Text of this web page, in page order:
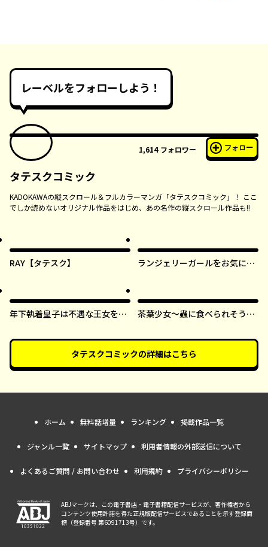
レーベルをフォローしよう！
1,614 フォロワー フォロー
タテスクコミック
KADOKAWAの縦スクロール＆フルカラーマンガ「タテスクコミック」！ ここ
でしか読めないオリジナル作品をはじめ、あの名作の縦スクロール作品も!!
RAY【タテスク】
ランジェリーガールをお気に召
年下執着皇子は不遇な王女を愛
茶葉少女～蟲に食べられそうに
した！～【タテスク】
タテスクコミックの詳細はこちら
ホーム 無料話増量 ランキング 掲載作品一覧
ジャンル一覧 サイトマップ 利用者情報の外部送信について
よくあるご質問 / お問い合わせ 利用規約 プライバシーポリシー
ABJマークは、この電子書店・電子書籍配信サービスが、著作権者から
コンテンツ使用許諾を得た正規版配信サービスであることを示す登録商
標（登録番号 第6091713号）です。